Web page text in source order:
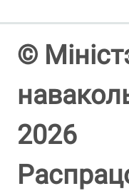
©
2026